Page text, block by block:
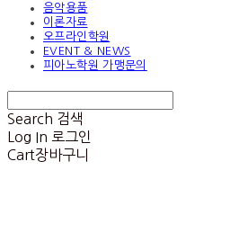
음악용품
이론자료
오프라인학원
EVENT & NEWS
피아노학원 가맹문의
Search 검색
Log In 로그인
Cart장바구니